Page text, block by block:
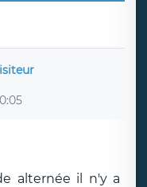
alternée il n'y a